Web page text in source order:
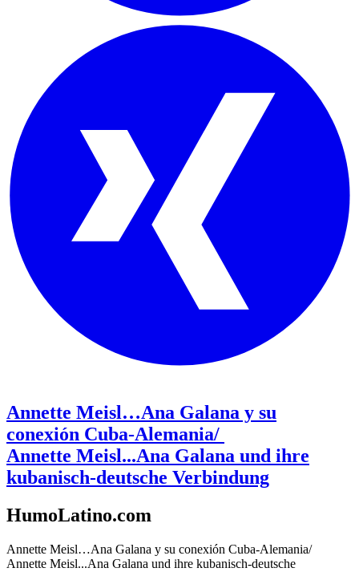
Annette Meisl…Ana Galana y su
conexión Cuba-Alemania/
Annette Meisl...Ana Galana und ihre
kubanisch-deutsche Verbindung
HumoLatino.com
Annette Meisl…Ana Galana y su conexión Cuba-Alemania/
Annette Meisl...Ana Galana und ihre kubanisch-deutsche